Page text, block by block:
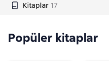
Kitaplar 17
Popüler kitaplar